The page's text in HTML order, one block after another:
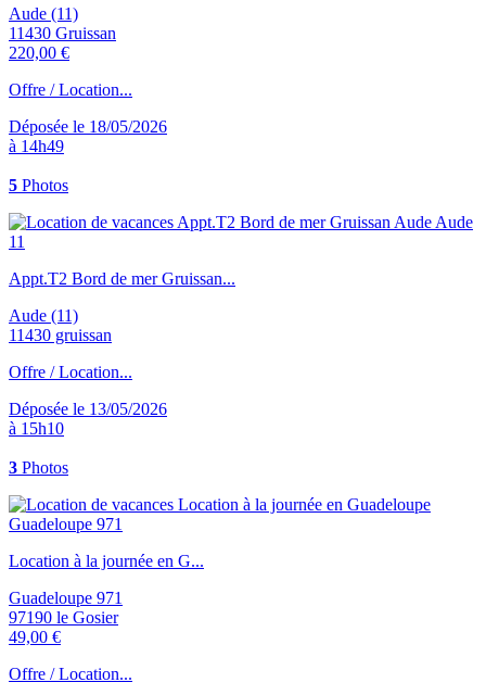
Aude (11)
11430 Gruissan
220,00 €
Offre / Location...
Déposée le 18/05/2026
à 14h49
5 Photos
Appt.T2 Bord de mer Gruissan...
Aude (11)
11430 gruissan
Offre / Location...
Déposée le 13/05/2026
à 15h10
3 Photos
Location à la journée en G...
Guadeloupe 971
97190 le Gosier
49,00 €
Offre / Location...